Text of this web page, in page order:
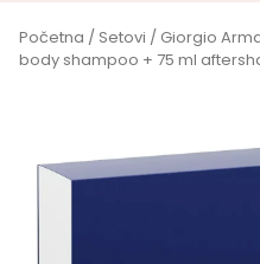
Početna / Setovi / Giorgio
body shampoo + 75 ml